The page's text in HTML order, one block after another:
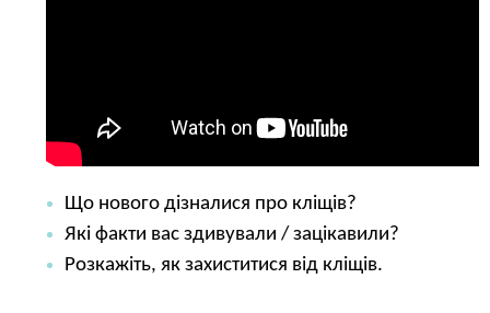
Що нового дізналися про кліщів?
Які факти вас здивували / зацікавили?
Розкажіть, як захиститися від кліщів.